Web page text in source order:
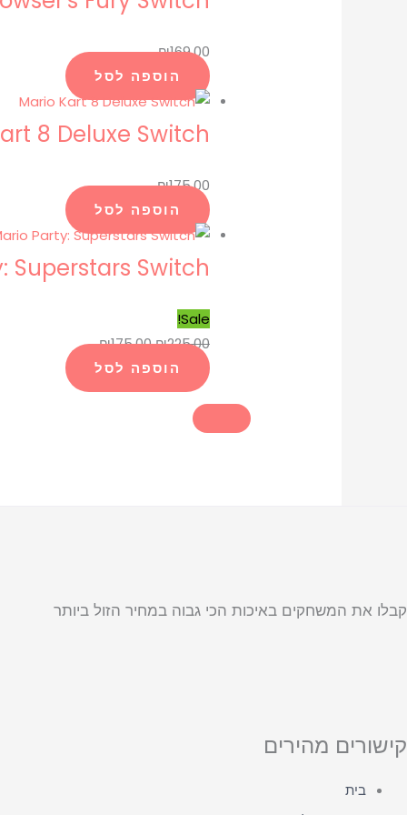
₪169.00
הוספה לסל
8 Deluxe Switch
₪175.00
הוספה לסל
Superstars Switch
Sale!
₪225.00
₪175.00
הוספה לסל
קבלו את המשחקים באיכות הכי גבוה במחיר הזול ביותר
קישורים מהירים
בית